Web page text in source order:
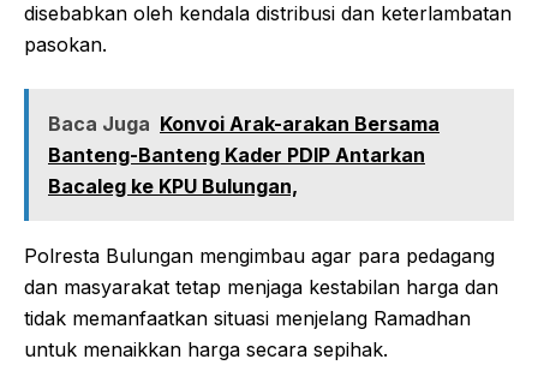
disebabkan oleh kendala distribusi dan keterlambatan
pasokan.
Baca Juga Konvoi Arak-arakan Bersama
Banteng-Banteng Kader PDIP Antarkan
Bacaleg ke KPU Bulungan,
Polresta Bulungan mengimbau agar para pedagang
dan masyarakat tetap menjaga kestabilan harga dan
tidak memanfaatkan situasi menjelang Ramadhan
untuk menaikkan harga secara sepihak.